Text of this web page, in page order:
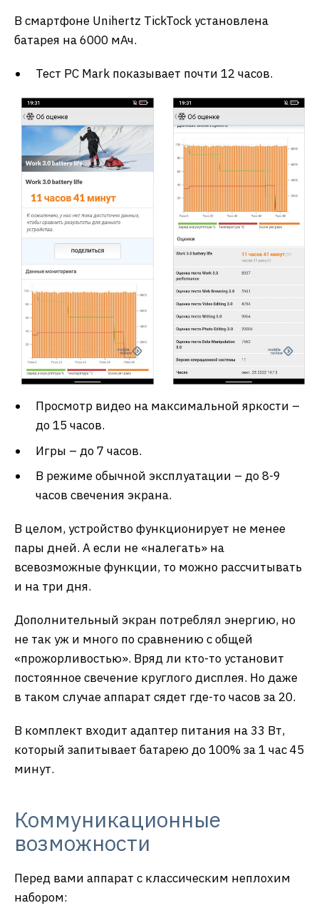
В смартфоне Unihertz TickTock установлена
батарея на 6000 мАч.
Тест PC Mark показывает почти 12 часов.
Просмотр видео на максимальной яркости –
до 15 часов.
Игры – до 7 часов.
В режиме обычной эксплуатации – до 8-9
часов свечения экрана.
В целом, устройство функционирует не менее
пары дней. А если не «налегать» на
всевозможные функции, то можно рассчитывать
и на три дня.
Дополнительный экран потреблял энергию, но
не так уж и много по сравнению с общей
«прожорливостью». Вряд ли кто-то установит
постоянное свечение круглого дисплея. Но даже
в таком случае аппарат сядет где-то часов за 20.
В комплект входит адаптер питания на 33 Вт,
который запитывает батарею до 100% за 1 час 45
минут.
Коммуникационные
возможности
Перед вами аппарат с классическим неплохим
набором: